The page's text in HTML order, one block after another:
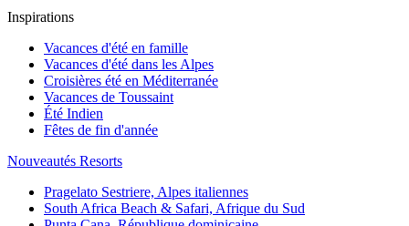
Inspirations
Vacances d'été en famille
Vacances d'été dans les Alpes
Croisières été en Méditerranée
Vacances de Toussaint
Été Indien
Fêtes de fin d'année
Nouveautés Resorts
Pragelato Sestriere, Alpes italiennes
South Africa Beach & Safari, Afrique du Sud